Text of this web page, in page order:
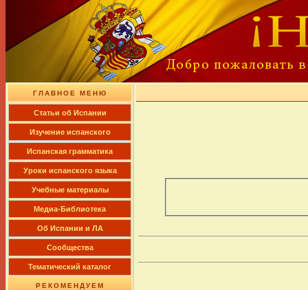
ГЛАВНОЕ МЕНЮ
Cтатьи об Испании
Изучение испанского
Испанская грамматика
Уроки испанского языка
Учебные материалы
Медиа-Библиотека
Об Испании и ЛА
Сообщества
Тематический каталог
РЕКОМЕНДУЕМ